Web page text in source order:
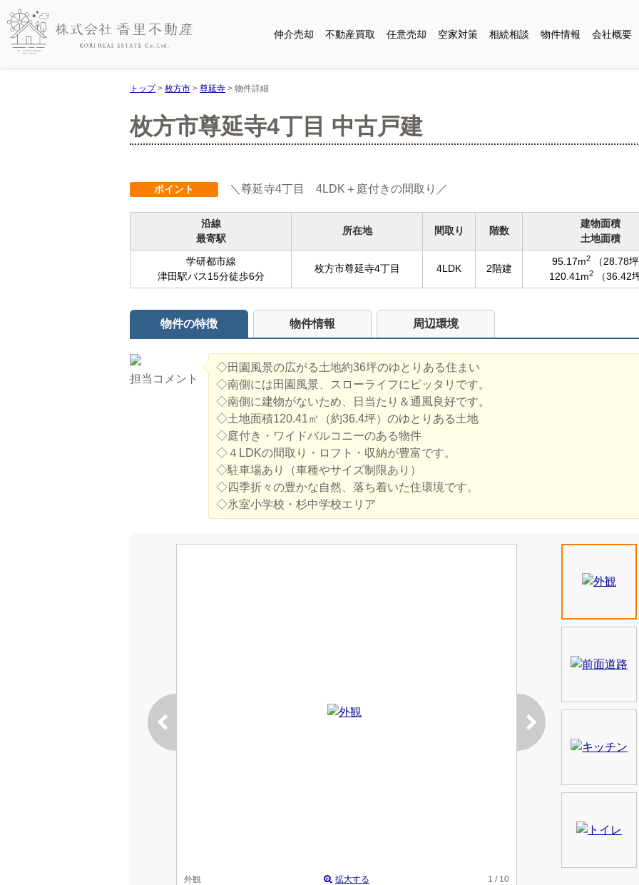
仲介売却 不動産買取 任意売却 空家対策 相続相談 物件情報 会社概要
トップ> 枚方市 > 尊延寺 > 物件詳細
枚方市尊延寺4丁目 中古戸建
ポイント ＼尊延寺4丁目 4LDK＋庭付きの間取り／
沿線
最寄駅
所在地 間取り 階数
建物面積
土地面積
学研都市線
津田駅バス15分徒歩6分
枚方市尊延寺4丁目 4LDK 2階建
95.17m2
（28.78
120.41m2 （36.42
物件の特徴 物件情報 周辺環境
担当コメント
◇田園風景の広がる土地約36坪のゆとりある住まい
◇南側には田園風景、スローライフにピッタリです。
◇南側に建物がないため、日当たり＆通風良好です。
◇土地面積120.41㎡（約36.4坪）のゆとりある土地
◇庭付き・ワイドバルコニーのある物件
◇４LDKの間取り・ロフト・収納が豊富です。
◇駐車場あり（車種やサイズ制限あり）
◇四季折々の豊かな自然、落ち着いた住環境です。
◇氷室小学校・杉中学校エリア
外観 拡大する 1 / 10